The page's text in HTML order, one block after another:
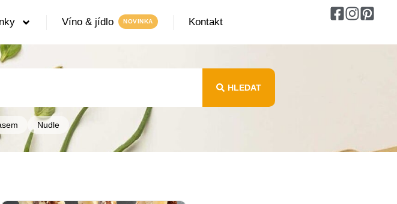
Víno & jídlo Kontakt
HLEDAT
Nudle